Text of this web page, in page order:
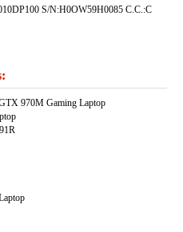
S/N:H0OW59H0085 C.C.:C
970M Gaming Laptop